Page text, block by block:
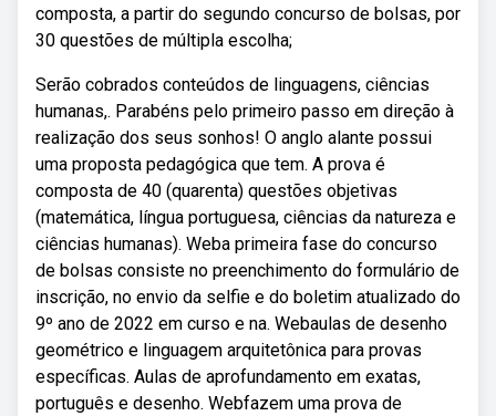
composta, a partir do segundo concurso de bolsas, por
30 questões de múltipla escolha;
Serão cobrados conteúdos de linguagens, ciências
humanas,. Parabéns pelo primeiro passo em direção à
realização dos seus sonhos! O anglo alante possui
uma proposta pedagógica que tem. A prova é
composta de 40 (quarenta) questões objetivas
(matemática, língua portuguesa, ciências da natureza e
ciências humanas). Weba primeira fase do concurso
de bolsas consiste no preenchimento do formulário de
inscrição, no envio da selfie e do boletim atualizado do
9º ano de 2022 em curso e na. Webaulas de desenho
geométrico e linguagem arquitetônica para provas
específicas. Aulas de aprofundamento em exatas,
português e desenho. Webfazem uma prova de